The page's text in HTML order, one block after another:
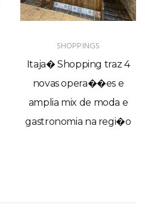
SHOPPINGS
Itaja� Shopping traz 4
novas opera��es e
amplia mix de moda e
gastronomia na regi�o